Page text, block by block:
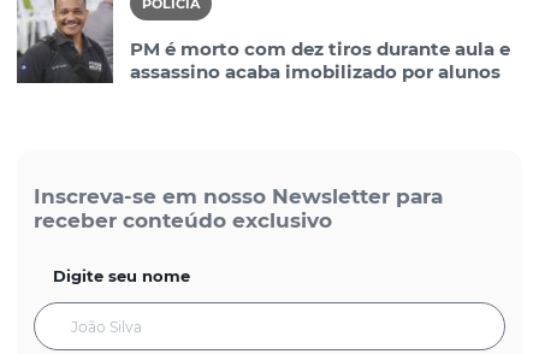
POLÍCIA
PM é morto com dez tiros durante aula e
assassino acaba imobilizado por alunos
Inscreva-se em nosso Newsletter para
receber conteúdo exclusivo
Digite seu nome